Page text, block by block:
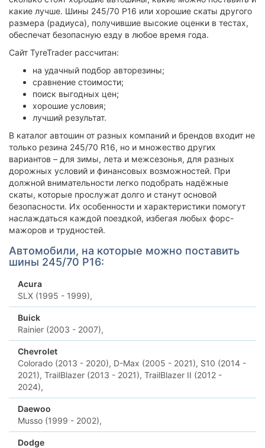
какие лучше. Шины 245/70 Р16 или хорошие скаты другого
размера (радиуса), получившие высокие оценки в тестах,
обеспечат безопасную езду в любое время года.
Сайт TyreTrader рассчитан:
на удачный подбор авторезины;
сравнение стоимости;
поиск выгодных цен;
хорошие условия;
лучший результат.
В каталог автошин от разных компаний и брендов входит не
только резина 245/70 R16, но и множество других
вариантов – для зимы, лета и межсезонья, для разных
дорожных условий и финансовых возможностей. При
должной внимательности легко подобрать надёжные
скаты, которые прослужат долго и станут основой
безопасности. Их особенности и характеристики помогут
наслаждаться каждой поездкой, избегая любых форс-
мажоров и трудностей.
Автомобили, на которые можно поставить
шины 245/70 Р16:
Acura
SLX (1995 - 1999),
Buick
Rainier (2003 - 2007),
Chevrolet
Colorado (2013 - 2020), D-Max (2005 - 2021), S10 (2014 -
2021), TrailBlazer (2013 - 2021), TrailBlazer II (2012 -
2024),
Daewoo
Musso (1999 - 2002),
Dodge